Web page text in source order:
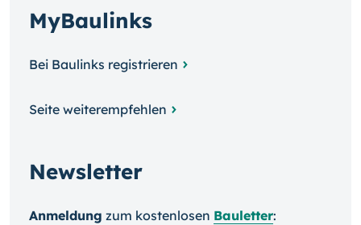
MyBaulinks
Bei Baulinks registrieren
Seite weiterempfehlen
Newsletter
Anmeldung zum kosten­losen Bauletter: